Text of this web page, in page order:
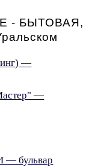
- БЫТОВАЯ,
—
—
бульвар